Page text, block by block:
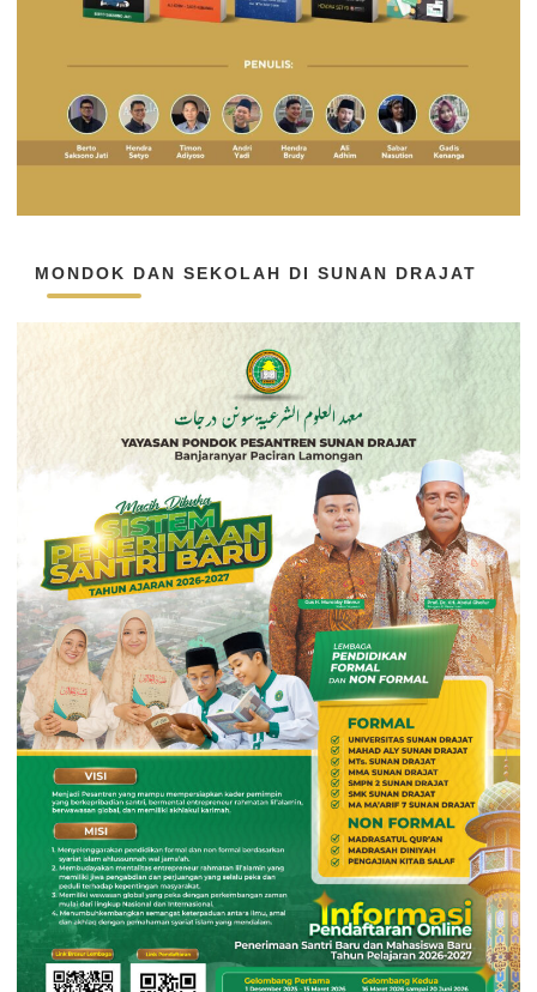
MONDOK DAN SEKOLAH DI SUNAN DRAJAT